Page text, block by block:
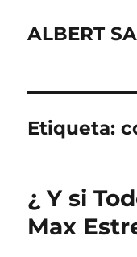
ALBERT
Etiqueta:
¿ Y si
Max